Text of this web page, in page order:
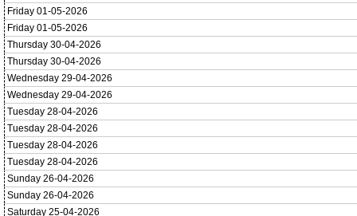
Friday 01-05-2026
Friday 01-05-2026
Thursday 30-04-2026
Thursday 30-04-2026
Wednesday 29-04-2026
Wednesday 29-04-2026
Tuesday 28-04-2026
Tuesday 28-04-2026
Tuesday 28-04-2026
Tuesday 28-04-2026
Sunday 26-04-2026
Sunday 26-04-2026
Saturday 25-04-2026